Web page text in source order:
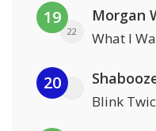
19
22
Morgan
What I
20
Blink